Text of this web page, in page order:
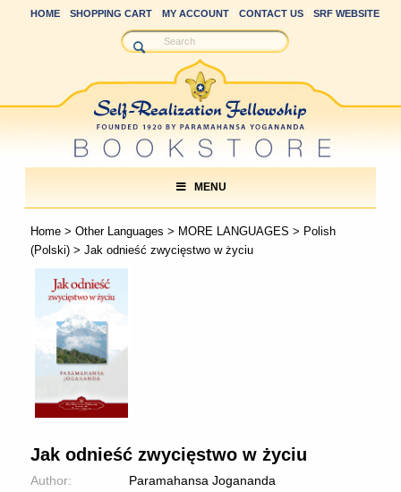
HOME SHOPPING CART MY ACCOUNT CONTACT US SRF WEBSITE
MENU
Home> Other Languages > MORE LANGUAGES > Polish
(Polski)> Jak odnieść zwycięstwo w życiu
Jak odnieść zwycięstwo w życiu
Author:
Paramahansa Jogananda